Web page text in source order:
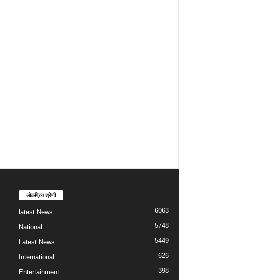
लोकप्रिय श्रेणी
latest News 6063
National 5748
Latest News 5449
International 626
Entertainment 398